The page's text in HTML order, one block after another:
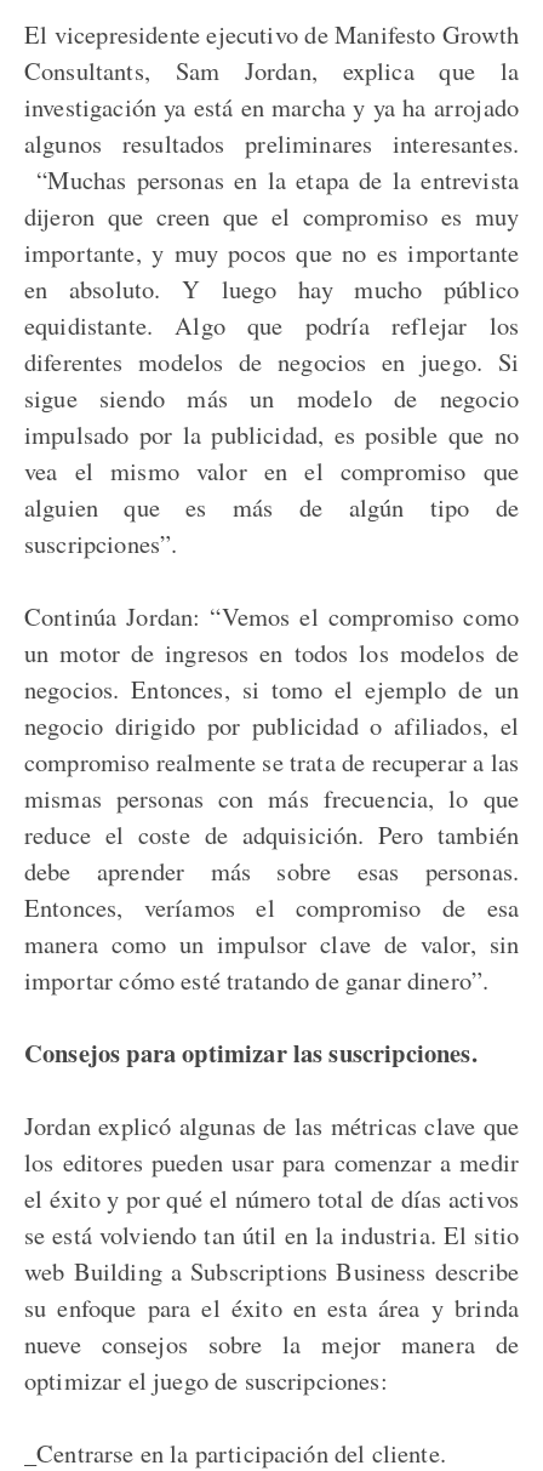
El vicepresidente ejecutivo de Manifesto Growth
Consultants, Sam Jordan, explica que la
investigación ya está en marcha y ya ha arrojado
algunos resultados preliminares interesantes.
“Muchas personas en la etapa de la entrevista
dijeron que creen que el compromiso es muy
importante, y muy pocos que no es importante
en absoluto. Y luego hay mucho público
equidistante. Algo que podría reflejar los
diferentes modelos de negocios en juego. Si
sigue siendo más un modelo de negocio
impulsado por la publicidad, es posible que no
vea el mismo valor en el compromiso que
alguien que es más de algún tipo de
suscripciones”.
Continúa Jordan: “Vemos el compromiso como
un motor de ingresos en todos los modelos de
negocios. Entonces, si tomo el ejemplo de un
negocio dirigido por publicidad o afiliados, el
compromiso realmente se trata de recuperar a las
mismas personas con más frecuencia, lo que
reduce el coste de adquisición. Pero también
debe aprender más sobre esas personas.
Entonces, veríamos el compromiso de esa
manera como un impulsor clave de valor, sin
importar cómo esté tratando de ganar dinero”.
Consejos para optimizar las suscripciones.
Jordan explicó algunas de las métricas clave que
los editores pueden usar para comenzar a medir
el éxito y por qué el número total de días activos
se está volviendo tan útil en la industria. El sitio
web Building a Subscriptions Business describe
su enfoque para el éxito en esta área y brinda
nueve consejos sobre la mejor manera de
optimizar el juego de suscripciones:
_Centrarse en la participación del cliente.